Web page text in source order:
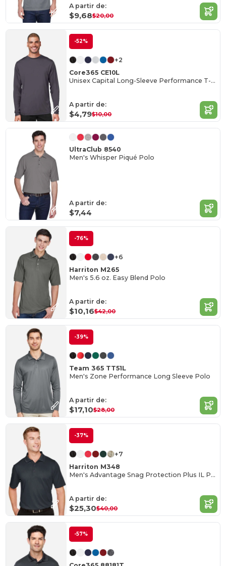
A partir de:
$9,68$20,00
-52%
+2
Core365 CE10L
Unisex Capital Long-Sleeve Performance T-Shirt
A partir de:
$4,79$10,00
UltraClub 8540
Men's Whisper Piqué Polo
A partir de:
$7,44
-76%
+6
Harriton M265
Men's 5.6 oz. Easy Blend Polo
A partir de:
$10,16$42,00
-39%
Team 365 TT51L
Men's Zone Performance Long Sleeve Polo
A partir de:
$17,10$28,00
-37%
+7
Harriton M348
Men's Advantage Snag Protection Plus IL Polo
A partir de:
$25,30$40,00
-57%